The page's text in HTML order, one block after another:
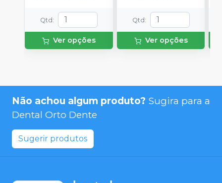
Qtd :
Ver opções
Qtd :
Ver opções
Não achou algum produto? Sugira para a
Dental Orto Dente
Sugerir produtos